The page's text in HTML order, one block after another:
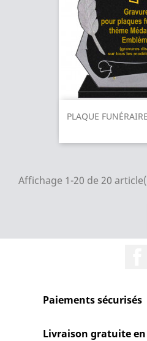
PLAQUE
Affichage 1-20 de 20
Paiements sécurisés
Livraison gratuite